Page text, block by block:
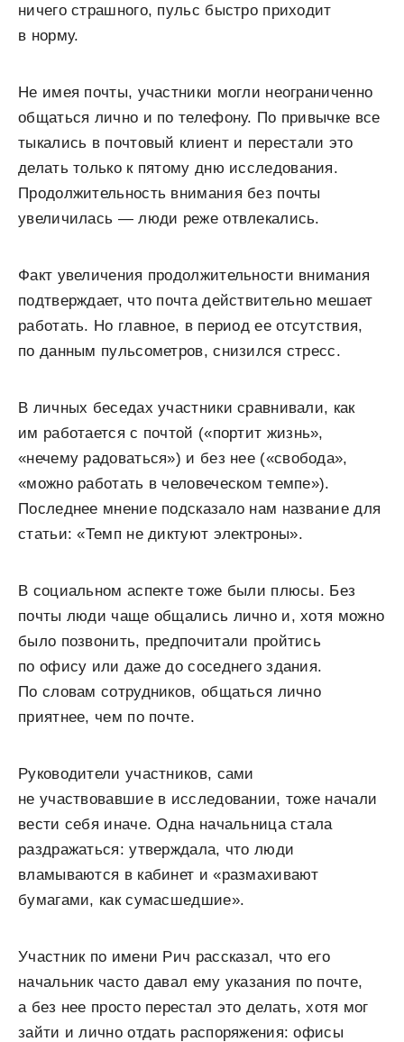
ничего страшного, пульс быстро приходит
в норму.
Не имея почты, участники могли неограниченно
общаться лично и по телефону. По привычке все
тыкались в почтовый клиент и перестали это
делать только к пятому дню исследования.
Продолжительность внимания без почты
увеличилась — люди реже отвлекались.
Факт увеличения продолжительности внимания
подтверждает, что почта действительно мешает
работать. Но главное, в период ее отсутствия,
по данным пульсометров, снизился стресс.
В личных беседах участники сравнивали, как
им работается с почтой («портит жизнь»,
«нечему радоваться») и без нее («свобода»,
«можно работать в человеческом темпе»).
Последнее мнение подсказало нам название для
статьи: «Темп не диктуют электроны».
В социальном аспекте тоже были плюсы. Без
почты люди чаще общались лично и, хотя можно
было позвонить, предпочитали пройтись
по офису или даже до соседнего здания.
По словам сотрудников, общаться лично
приятнее, чем по почте.
Руководители участников, сами
не участвовавшие в исследовании, тоже начали
вести себя иначе. Одна начальница стала
раздражаться: утверждала, что люди
вламываются в кабинет и «размахивают
бумагами, как сумасшедшие».
Участник по имени Рич рассказал, что его
начальник часто давал ему указания по почте,
а без нее просто перестал это делать, хотя мог
зайти и лично отдать распоряжения: офисы